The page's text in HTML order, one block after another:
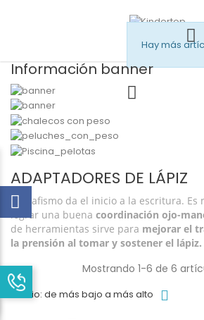
Hay más
Información banner
ADAPTADORES DE LÁPIZ
El grafismo da el inicio a la escritura. Es
lograr una buena coordinación ojo-
de herramientas sirve para mejorar el
la prensión al tomar y sostener el lápiz.
Precio: de más bajo a más alto
Mostrando 1-6 de 6